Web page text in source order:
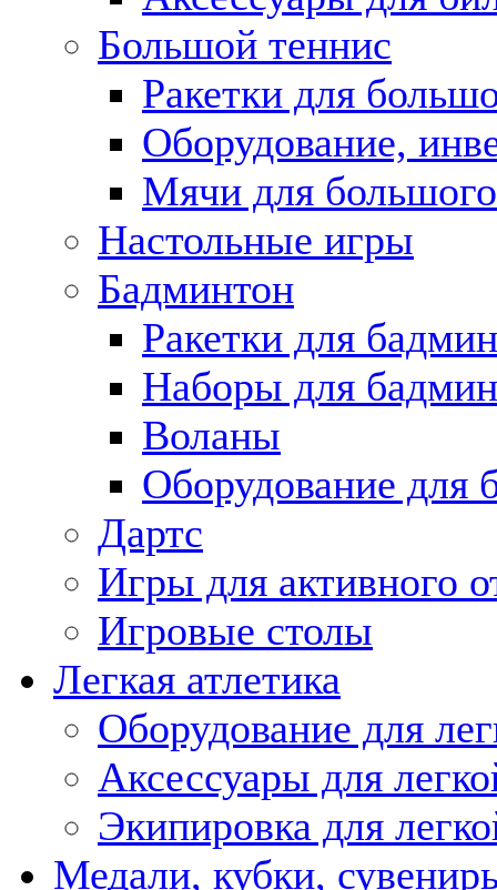
Большой теннис
Ракетки для
Оборудование,
Мячи для
Настольные игры
Бадминтон
Ракетки для
Наборы для
Воланы
Оборудование для
Дартс
Игры для активного
Игровые столы
Легкая атлетика
Оборудование для
Аксессуары для
Экипировка для
Медали, кубки,